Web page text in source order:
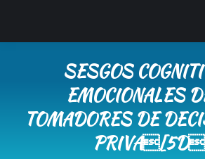
SESGOS
EMOCIONALES
TOMADORES DE